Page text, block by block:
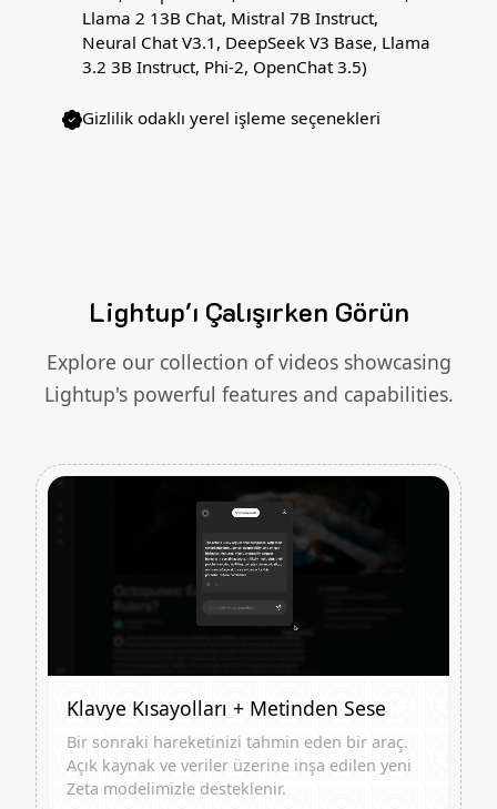
Llama 2 13B Chat, Mistral 7B Instruct,
Neural Chat V3.1, DeepSeek V3 Base, Llama
3.2 3B Instruct, Phi-2, OpenChat 3.5)
Gizlilik odaklı yerel işleme seçenekleri
Lightup'ı Çalışırken Görün
Explore our collection of videos showcasing
Lightup's powerful features and capabilities.
Klavye Kısayolları + Metinden Sese
Bir sonraki hareketinizi tahmin eden bir araç.
Açık kaynak ve veriler üzerine inşa edilen yeni
Zeta modelimizle desteklenir.